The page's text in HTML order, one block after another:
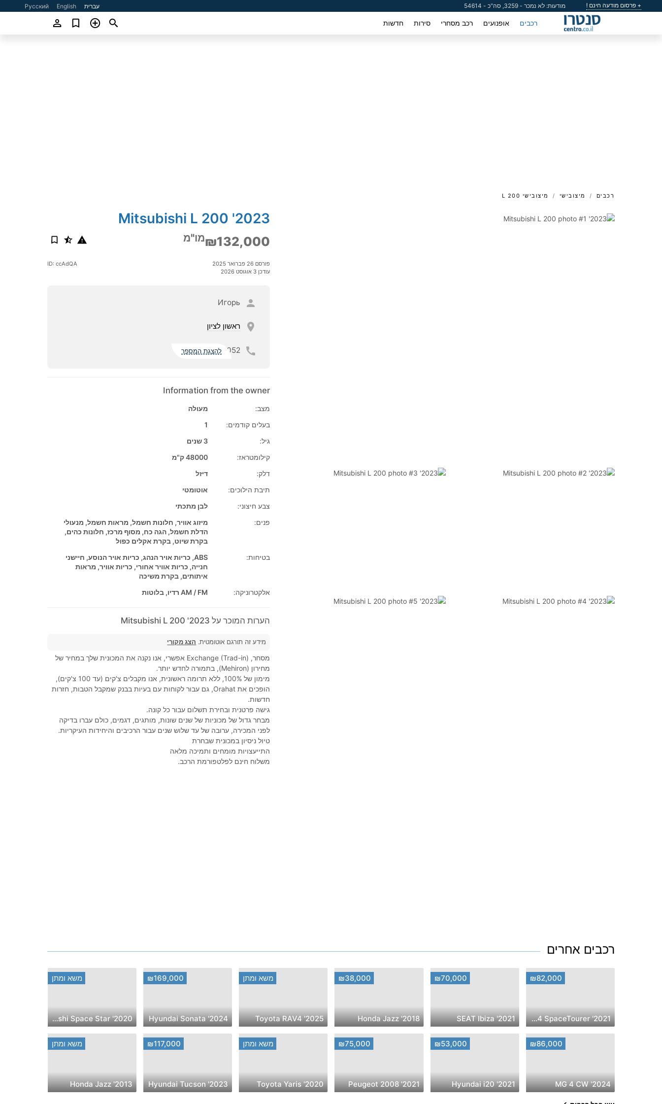
+ פרסום מודעה חינם ! מודעות: לא נמכר - 3259, סה"כ - 54614 עברית English
Русский
רכבים אופנועים רכב מסחרי סירות חדשות
רכבים מיצובישי מיצובישי L 200
2023' Mitsubishi L 200
₪132,000מו"מ
פורסם 26 פברואר 2025
עודכן 3 אוגוסט 2026
ID: ccAdQA
Игорь
ראשון לציון
052 להצגת המספר
Information from the owner
מצב:
מעולה
בעלים קודמים:
1
גיל:
3 שנים
קילומטראז:
48000 ק"מ
דלק:
דיזל
תיבת הילוכים:
אוטומטי
צבע חיצוני:
לבן מתכתי
פנים:
מיזוג אוויר, חלונות חשמל, מראות חשמל, מנעולי
הדלת חשמל, הגה כח, מסוף מרכז, חלונות כהים,
בקרת שיוט, בקרת אקלים כפול
בטיחות:
ABS, כריות אויר הנהג, כריות אויר הנוסע, חיישני
חנייה, כריות אוויר אחורי, כריות אוויר, מראות
איתותים, בקרת משיכה
אלקטרוניקה:
AM / FM רדיו, בלוטות
הערות המוכר על 2023' Mitsubishi L 200
מידע זה תורגם אוטומטית. הצג מקורי
מסחר, Exchange (Trad-in) אפשרי, אנו נקנה את המכונית שלך במחיר של
מחירון (Mehiron), בתמורה לחדש יותר.
מימון של 100%, ללא תרומה ראשונית, אנו מקבלים צ'קים (עד 100 צ'קים),
הופכים את Orahat, גם עבור לקוחות עם בעיות בבנק שמקבל הטבות, חזרות
חדשות.
גישה פרטנית ובחירת תשלום עבור כל קונה.
מבחר גדול של מכוניות של שנים שונות, מותגים, דגמים, כולם עברו בדיקה
לפני המכירה, ערובה של עד שלוש שנים עבור הרכיבים והיחידות העיקריות.
טיול ניסיון במכונית שבחרת
התייעצויות מומחים ותמיכה מלאה
משלוח חינם לפלטפורמת הרכב.
רכבים אחרים
₪82,000
2021' Citroen C4 SpaceTourer
₪70,000
2021' SEAT Ibiza
₪38,000
2018' Honda Jazz
משא ומתן
2025' Toyota RAV4
₪169,000
2024' Hyundai Sonata
משא ומתן
2020' Mitsubishi Space Star
₪86,000
2024' MG 4 CW
₪53,000
2021' Hyundai i20
₪75,000
2021' Peugeot 2008
משא ומתן
2020' Toyota Yaris
₪117,000
2023' Hyundai Tucson
משא ומתן
2013' Honda Jazz